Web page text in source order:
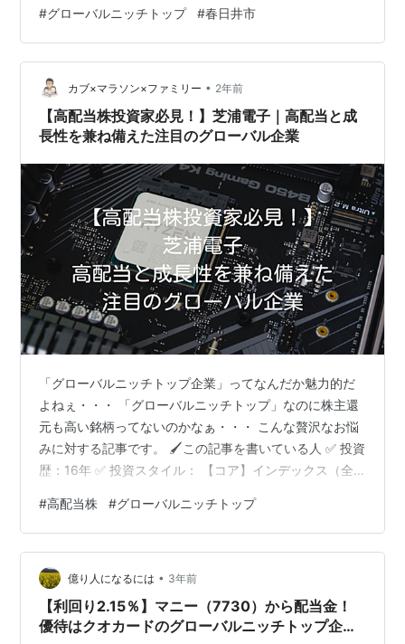
の段ボール機械の設計・製造一筋に歩み、世界中の段ボ
ール産業を支えてきた、愛知県春日井市のグローバル・
ニッチトップ企業、株式会社ISOWAの決算を分析しま
す。 160億円を超える圧倒的な純資産が物語…
#グローバルニッチトップ #春日井市
カブ×マラソン×ファミリー • 2年前
【高配当株投資家必見！】芝浦電子｜高配当と成
長性を兼ね備えた注目のグローバル企業
「グローバルニッチトップ企業」ってなんだか魅力的だ
よねぇ・・・ 「グローバルニッチトップ」なのに株主還
元も高い銘柄ってないのかなぁ・・・ こんな贅沢なお悩
みに対する記事です。 🖌この記事を書いている人 ✅ 投資
歴：16年 ✅ 投資スタイル： 【コア】インデックス（全
ETF） 【おまけ】グロース（日本個別） ✅ 家族：妻 年子
2人（一姫二太郎：7歳と5歳） ✅ 趣味：ランニング（フ
ルマラソン30回完走） ✅ 本業：某零細クリニックの院長
✅ 座右の銘：良心に恥じぬことが確かな報酬 今回の記事
の結論です。 💡芝浦電子｜高配当＆成長性があるグロ…
#高配当株 #グローバルニッチトップ
億り人になるには • 3年前
【利回り2.15％】マニー（7730）から配当金！
優待はクオカードのグローバルニッチトップ企